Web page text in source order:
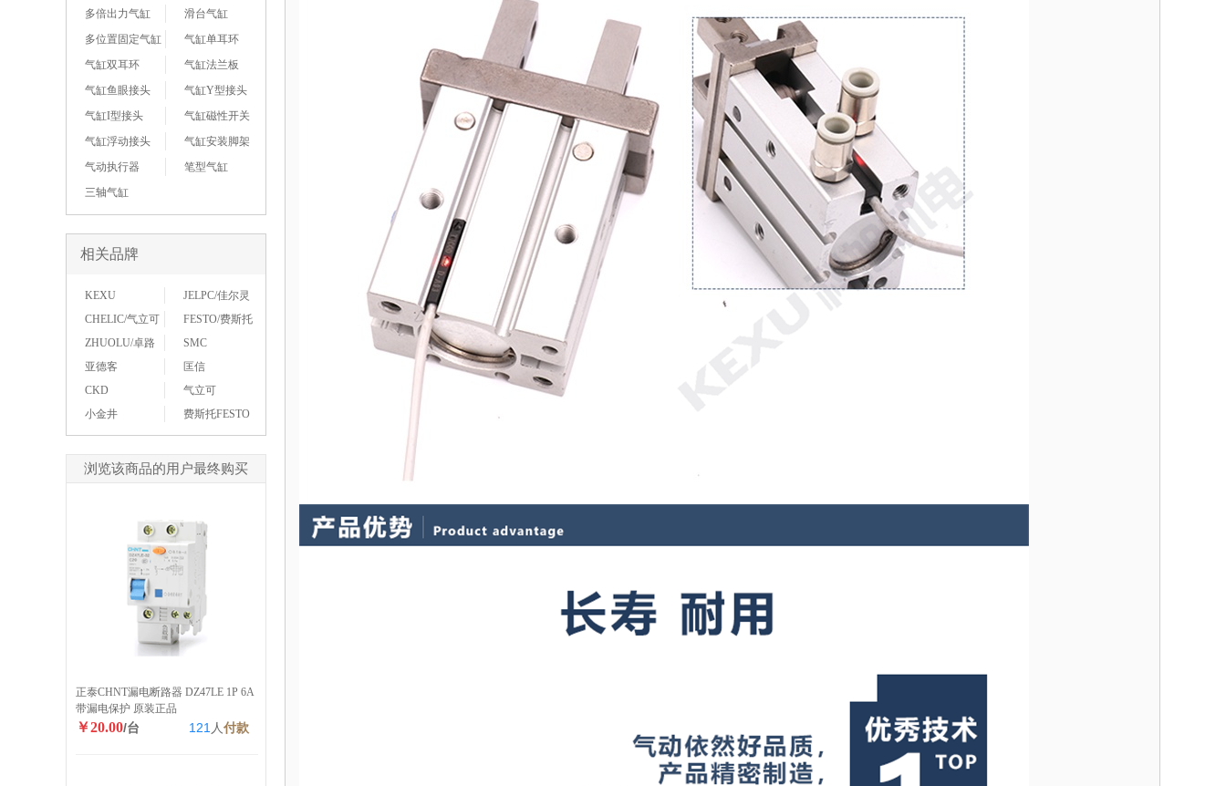
多倍出力气缸
滑台气缸
多位置固定气缸
气缸单耳环
气缸双耳环
气缸法兰板
气缸鱼眼接头
气缸Y型接头
气缸I型接头
气缸磁性开关
气缸浮动接头
气缸安装脚架
气动执行器
笔型气缸
三轴气缸
相关品牌
KEXU
JELPC/佳尔灵
CHELIC/气立可
FESTO/费斯托
ZHUOLU/卓路
SMC
亚德客
匡信
CKD
气立可
小金井
费斯托FESTO
浏览该商品的用户最终购买
正泰CHNT漏电断路器 DZ47LE 1P 6A
带漏电保护 原装正品
￥20.00/台 121 人付款